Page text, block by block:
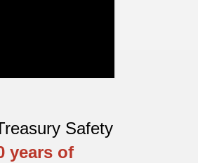
Safety
years of